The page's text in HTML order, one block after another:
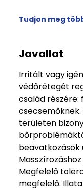
Tudjon meg
Javallat
Irritált vagy
védőrétegét
család
területen
beavatkozások
Megfelelő
megfelelő.